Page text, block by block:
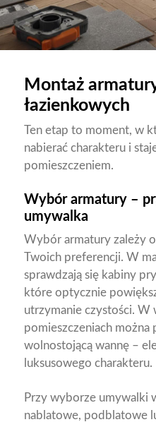
Montaż
łazienkowych
Ten etap to moment, w
nabierać charakteru i
pomieszczeniem.
Wybór armatury –
umywalka
Wybór armatury zależy
Twoich preferencji. W
sprawdzają się kabiny
które optycznie
utrzymanie czystości. W
pomieszczeniach można
wolnostojącą wannę –
luksusowego charakteru.
Przy wyborze umywalki
nablatowe, podblatowe